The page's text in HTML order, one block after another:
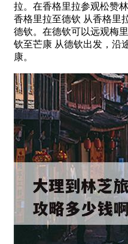
拉。在香格里拉参观松赞
香格里拉至德钦 从香格里
德钦。在德钦可以远观梅
钦至芒康 从德钦出发，沿
康。